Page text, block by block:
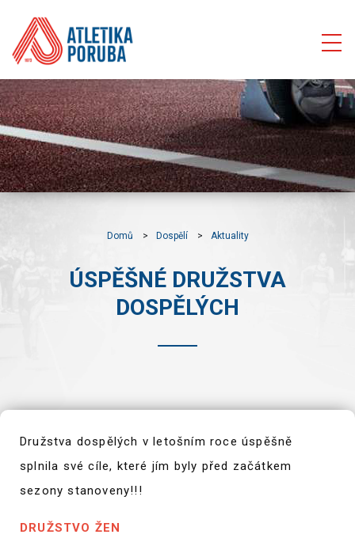
Domů Dospělí Aktuality
ÚSPĚŠNÉ DRUŽSTVA
DOSPĚLÝCH
Družstva dospělých v letošním roce úspěšně
splnila své cíle, které jím byly před začátkem
sezony stanoveny!!!
DRUŽSTVO ŽEN